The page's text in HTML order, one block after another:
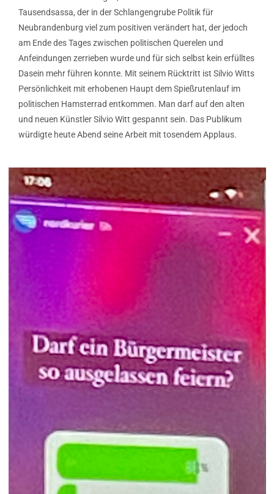
Tausendsassa, der in der Schlangengrube Politik für
Neubrandenburg viel zum positiven verändert hat, der jedoch
am Ende des Tages zwischen politischen Querelen und
Anfeindungen zerrieben wurde und für sich selbst kein erfülltes
Dasein mehr führen konnte. Mit seinem Rücktritt ist Silvio Witts
Persönlichkeit mit erhobenen Haupt dem Spießrutenlauf im
politischen Hamsterrad entkommen. Man darf auf den alten
und neuen Künstler Silvio Witt gespannt sein. Das Publikum
würdigte heute Abend seine Arbeit mit tosendem Applaus.